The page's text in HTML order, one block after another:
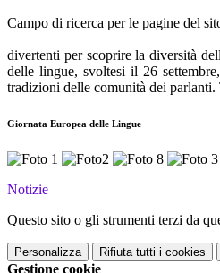
Campo di ricerca per le pagine del
divertenti per scoprire la diversità
delle lingue, svoltesi il 26
tradizioni delle comunità dei parlanti.
Giornata Europea delle Lingue
Notizie
Questo sito o gli strumenti terzi da
Personalizza Rifiuta tutti i cookies
Gestione cookie